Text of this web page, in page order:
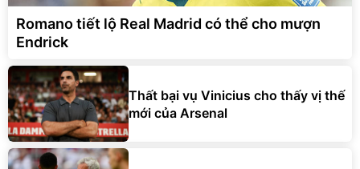
Romano tiết lộ Real Madrid có thể cho mượn
Endrick
Thất bại vụ Vinicius cho thấy vị thế
mới của Arsenal